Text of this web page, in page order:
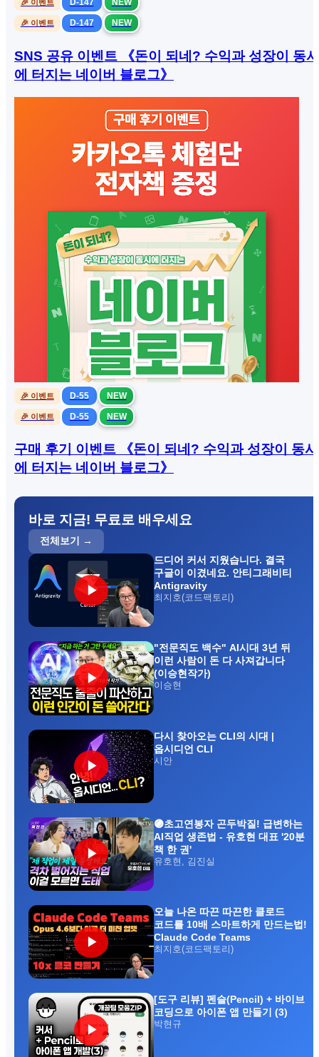
🎉 이벤트 D-147 NEW
🎉 이벤트 D-147 NEW
SNS 공유 이벤트 《돈이 되네? 수익과 성장이 동시
에 터지는 네이버 블로그》
🎉 이벤트 D-55 NEW
🎉 이벤트 D-55 NEW
구매 후기 이벤트 《돈이 되네? 수익과 성장이 동시
에 터지는 네이버 블로그》
바로 지금! 무료로 배우세요
전체보기 →
▶
드디어 커서 지웠습니다. 결국
구글이 이겼네요. 안티그래비티
Antigravity
최지호(코드팩토리)
▶
"전문직도 백수" AI시대 3년 뒤
이런 사람이 돈 다 사져갑니다
(이승현작가)
이승현
▶
다시 찾아오는 CLI의 시대 |
옵시디언 CLI
시안
▶
🟣초고연봉자 곤두박질! 급변하는
AI직업 생존법 - 유호현 대표 '20분
책 한 권'
유호현, 김진실
▶
오늘 나온 따끈 따끈한 클로드
코드를 10배 스마트하게 만드는법!
Claude Code Teams
최지호(코드팩토리)
▶
[도구 리뷰] 펜슬(Pencil) + 바이브
코딩으로 아이폰 앱 만들기 (3)
박현규